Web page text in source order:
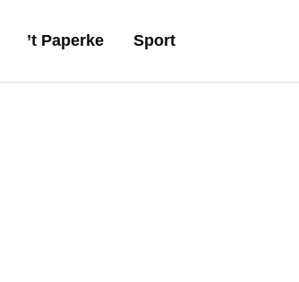
’t Paperke Sport